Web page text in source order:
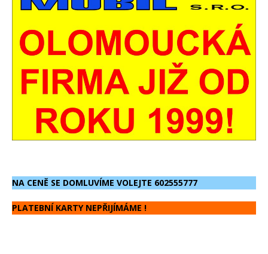
NA CENĚ SE DOMLUVÍME VOLEJTE 602555777
PLATEBNÍ KARTY NEPŘIJÍMÁME !